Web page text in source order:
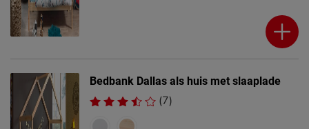
Bedbank Dallas als huis met slaaplade
(7)